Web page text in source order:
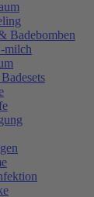
Badebomben
milch